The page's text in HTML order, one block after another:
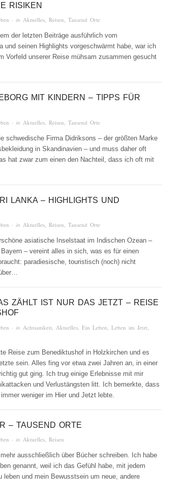
RISIKEN
· in Aktuelles, Reisen, Tausend Orte
der letzten Beiträge ausführlich vom
und seinen Highlights vorgeschwärmt habe, war ich
Vorfeld unserer Reise mühsam zusammen gesucht
MIT KINDERN – TIPPS FÜR
· in Aktuelles Reisen Tausend Orte
schwedische Firma Didriksons – der größten Marke
in Skandinavien – und muss daher oft
hat zwar zum einen den Nachteil, dass ich oft mit
LANKA – HIGHLIGHTS UND
· in Aktuelles, Reisen, Tausend Orte
asiatische Inselstaat im Indischen Ozean –
– vereint alles in sich, was es für einen
paradiesische, touristisch (noch) nicht
ZÄHLT IST NUR DAS JETZT – REISE
· in Achtsamkeit Aktuelles Ein Leben Leben im Jetzt
Reise zum Benediktushof in Holzkirchen und es
sein. Alles fing vor etwa zwei Jahren an, in einer
gut ging. Ich trug einige Erlebnisse mit mir
und Verlustängsten litt. Ich bemerkte, dass
weniger im Hier und Jetzt lebte.
– TAUSEND ORTE
· in Aktuelles, Reisen
ausschließlich über Bücher schreiben. Ich habe
genannt, weil ich das Gefühl habe, mit jedem
leben und mein Bewusstsein um neue, andere